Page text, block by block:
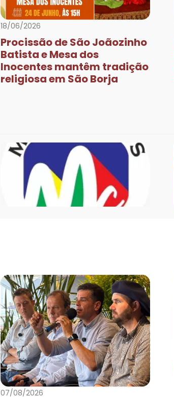
18/06/2026
Procissão de São Joãozinho
Batista e Mesa dos
Inocentes mantêm tradição
religiosa em São Borja
07/08/2026